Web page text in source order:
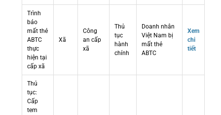
Trình
báo
mất thẻ
ABTC
thực
hiện tại
cấp xã
Xã
Công
an cấp
xã
Thủ
tục
hành
chính
Doanh nhân
Việt Nam bị
mất thẻ
ABTC
Xem
chi
tiết
Thủ
tục:
Cấp
tem